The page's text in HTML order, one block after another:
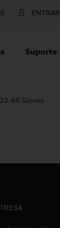
ENTRAR
Suporte
88 Gloves